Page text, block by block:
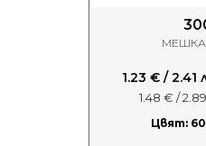
МЕШКА
1.23 € /
1.48 € /
Цвят: